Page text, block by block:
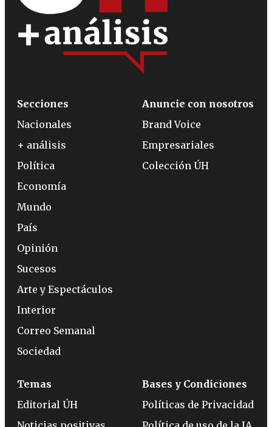
Secciones
Nacionales
+ análisis
Política
Economía
Mundo
País
Opinión
Sucesos
Arte y Espectáculos
Interior
Correo Semanal
Sociedad
Anuncie con nosotros
Brand Voice
Empresariales
Colección ÚH
Temas
Editorial ÚH
Bases y Condiciones
Políticas de Privacidad